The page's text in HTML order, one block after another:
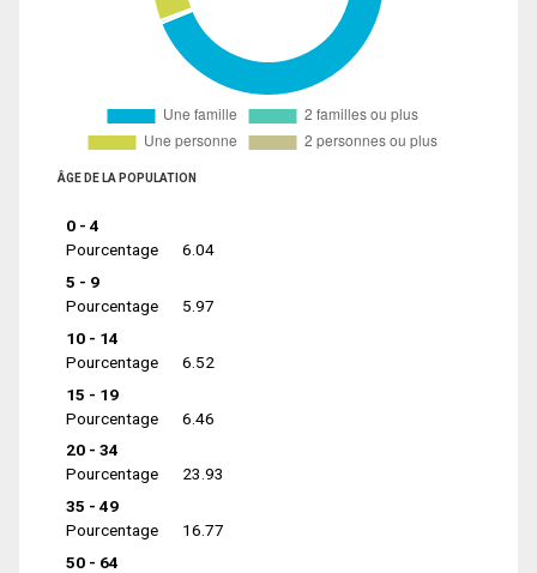
ÂGE DE LA POPULATION
0 - 4
Pourcentage
6.04
5 - 9
Pourcentage
5.97
10 - 14
Pourcentage
6.52
15 - 19
Pourcentage
6.46
20 - 34
Pourcentage
23.93
35 - 49
Pourcentage
16.77
50 - 64